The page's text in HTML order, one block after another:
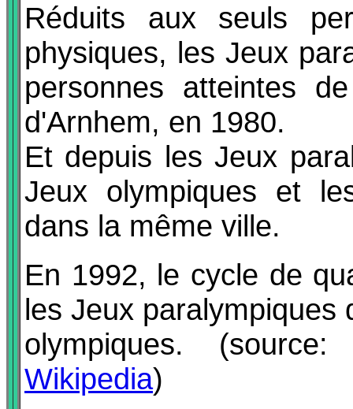
Réduits aux seuls
physiques, les Jeux
personnes atteintes
d'Arnhem, en 1980.
Et depuis les Jeux
Jeux olympiques et
dans la même ville.
En 1992, le cycle de
les Jeux paralympiques
olympiques.
Wikipedia)